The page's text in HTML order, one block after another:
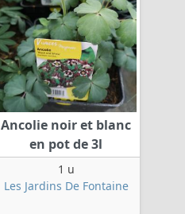
Ancolie noir et blanc
en pot de 3l
1 u
Les Jardins De Fontaine